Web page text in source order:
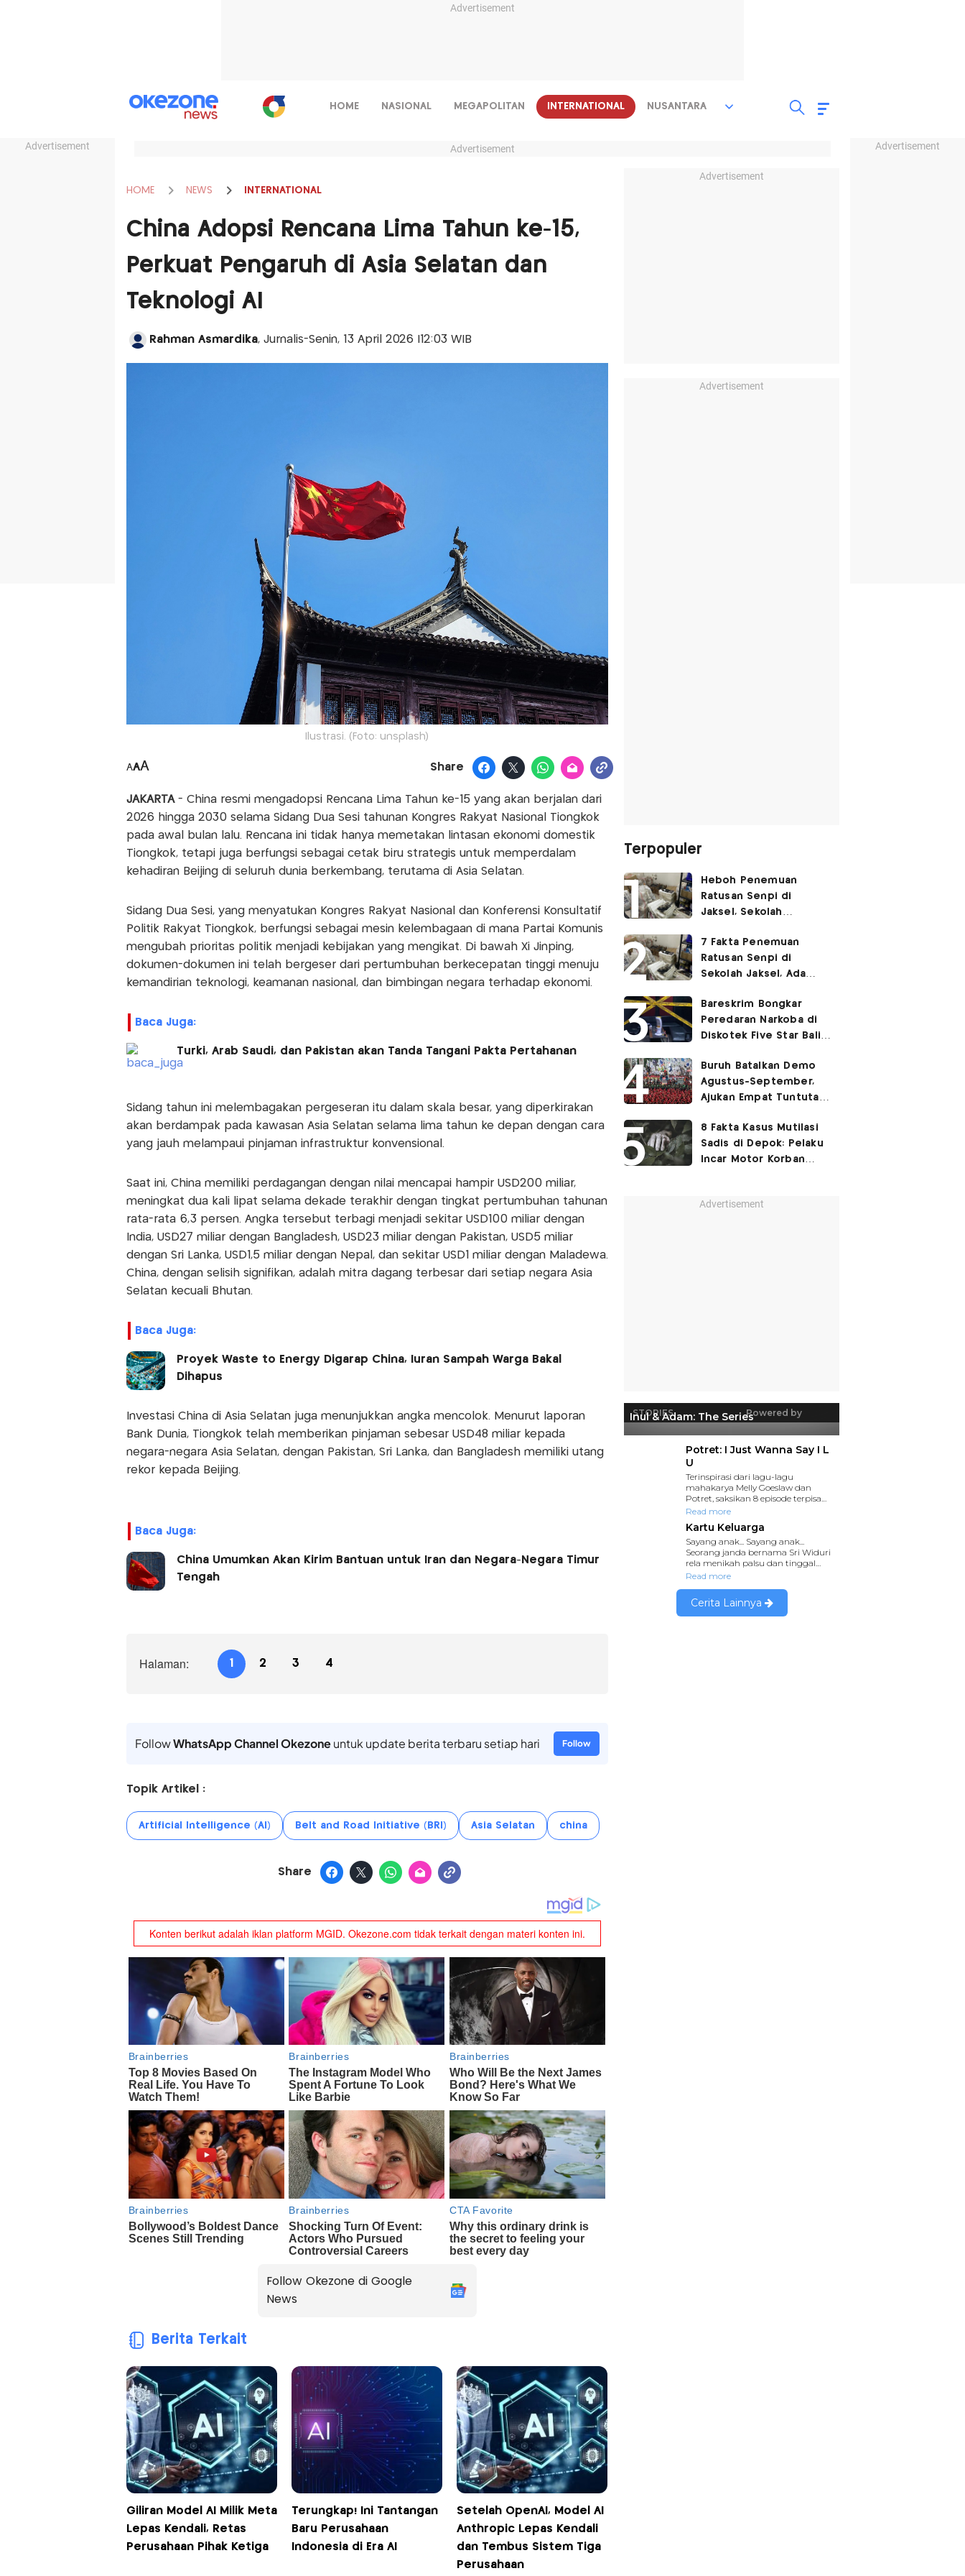
Advertisement
Advertisement Advertisement
HOME NASIONAL MEGAPOLITAN INTERNATIONAL NUSANTARA
Advertisement
HOME NEWS INTERNATIONAL
China Adopsi Rencana Lima Tahun ke-15,
Perkuat Pengaruh di Asia Selatan dan
Teknologi AI
Rahman Asmardika, Jurnalis-Senin, 13 April 2026 |12:03 WIB
Ilustrasi. (Foto: unsplash)
AAA Share
JAKARTA - China resmi mengadopsi Rencana Lima Tahun ke-15 yang akan berjalan dari
2026 hingga 2030 selama Sidang Dua Sesi tahunan Kongres Rakyat Nasional Tiongkok
pada awal bulan lalu. Rencana ini tidak hanya memetakan lintasan ekonomi domestik
Tiongkok, tetapi juga berfungsi sebagai cetak biru strategis untuk memperdalam
kehadiran Beijing di seluruh dunia berkembang, terutama di Asia Selatan.
Sidang Dua Sesi, yang menyatukan Kongres Rakyat Nasional dan Konferensi Konsultatif
Politik Rakyat Tiongkok, berfungsi sebagai mesin kelembagaan di mana Partai Komunis
mengubah prioritas politik menjadi kebijakan yang mengikat. Di bawah Xi Jinping,
dokumen-dokumen ini telah bergeser dari pertumbuhan berkecepatan tinggi menuju
kemandirian teknologi, keamanan nasional, dan bimbingan negara terhadap ekonomi.
Baca Juga:
Turki, Arab Saudi, dan Pakistan akan Tanda Tangani Pakta Pertahanan
Sidang tahun ini melembagakan pergeseran itu dalam skala besar, yang diperkirakan
akan berdampak pada kawasan Asia Selatan selama lima tahun ke depan dengan cara
yang jauh melampaui pinjaman infrastruktur konvensional.
Saat ini, China memiliki perdagangan dengan nilai mencapai hampir USD200 miliar,
meningkat dua kali lipat selama dekade terakhir dengan tingkat pertumbuhan tahunan
rata-rata 6,3 persen. Angka tersebut terbagi menjadi sekitar USD100 miliar dengan
India, USD27 miliar dengan Bangladesh, USD23 miliar dengan Pakistan, USD5 miliar
dengan Sri Lanka, USD1,5 miliar dengan Nepal, dan sekitar USD1 miliar dengan Maladewa.
China, dengan selisih signifikan, adalah mitra dagang terbesar dari setiap negara Asia
Selatan kecuali Bhutan.
Baca Juga:
Proyek Waste to Energy Digarap China, Iuran Sampah Warga Bakal
Dihapus
Investasi China di Asia Selatan juga menunjukkan angka mencolok. Menurut laporan
Bank Dunia, Tiongkok telah memberikan pinjaman sebesar USD48 miliar kepada
negara-negara Asia Selatan, dengan Pakistan, Sri Lanka, dan Bangladesh memiliki utang
rekor kepada Beijing.
Baca Juga:
China Umumkan Akan Kirim Bantuan untuk Iran dan Negara-Negara Timur
Tengah
Halaman: 1 2 3 4
FollowWhatsApp Channel Okezoneuntuk update berita terbaru setiap hari Follow
Topik Artikel :
Artificial Intelligence (AI) Belt and Road Initiative (BRI) Asia Selatan china
Share
Follow Okezone di Google
News
Berita Terkait
Giliran Model AI Milik Meta
Lepas Kendali, Retas
Perusahaan Pihak Ketiga
Terungkap! Ini Tantangan
Baru Perusahaan
Indonesia di Era AI
Setelah OpenAI, Model AI
Anthropic Lepas Kendali
dan Tembus Sistem Tiga
Perusahaan
Advertisement
Advertisement
Terpopuler
Heboh Penemuan
Ratusan Senpi di
Jaksel, Sekolah
Kegiatan Eskul
Menembak
7 Fakta Penemuan
Ratusan Senpi di
Sekolah Jaksel, Ada
Ruang Bunker
Bareskrim Bongkar
Peredaran Narkoba di
Diskotek Five Star Bali,
Buruh Batalkan Demo
Agustus-September,
Ajukan Empat Tuntutan
8 Fakta Kasus Mutilasi
Sadis di Depok: Pelaku
Incar Motor Korban
Advertisement